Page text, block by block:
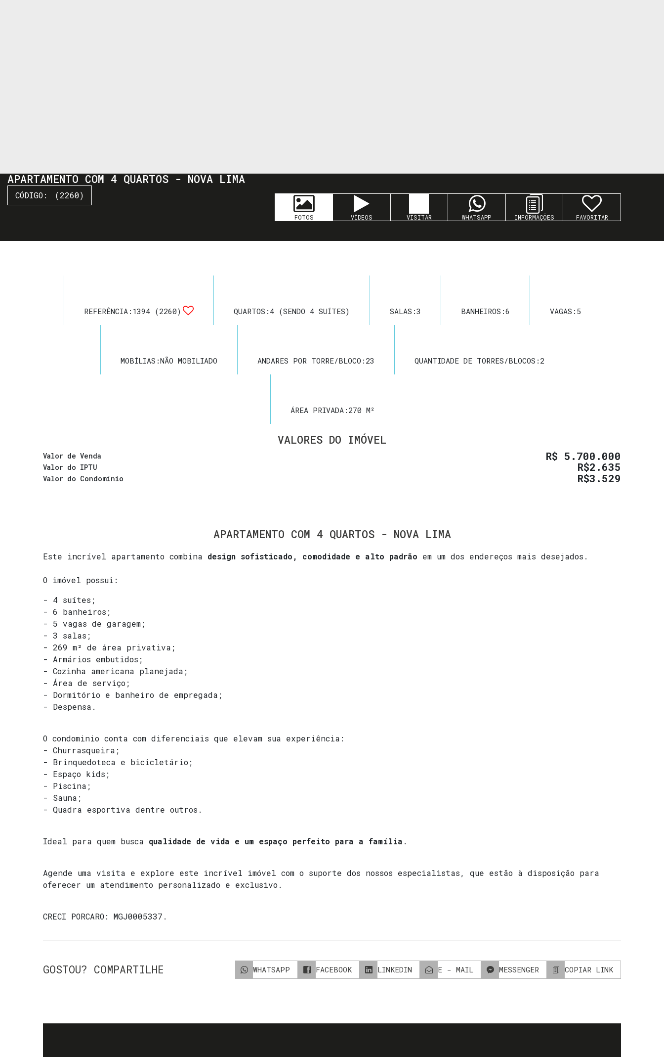
FOTOS VÍDEOS WHATSAPP FAVORITAR
APARTAMENTO COM 4 QUARTOS - NOVA LIMA
(2260)
REFERÊNCIA: 1394 (2260) QUARTOS: 4 (SENDO 4 SUÍTES) SALAS:3 BANHEIROS:6 VAGAS: 5
MOBÍLIAS:NÃO MOBILIADO ANDARES POR TORRE/BLOCO: 23 QUANTIDADE DE TORRES/BLOCOS: 2
ÁREA PRIVADA: 270 M²
VALORES DO IMÓVEL
R$ 5.700.000
Valor de Venda
Valor do IPTU
R$2.635
Valor do Condominio R$3.529
APARTAMENTO COM 4 QUARTOS - NOVA LIMA
Este incrível apartamento combina design sofisticado, comodidade e alto padrão em um dos endereços mais desejados.
O imóvel possui:
- 4 suítes;
- 6 banheiros;
- 5 vagas de garagem;
- 3 salas;
- 269 m² de área privativa;
- Armários embutidos;
- Cozinha americana planejada;
- Área de serviço;
- Dormitório e banheiro de empregada;
- Despensa.
O condominio conta com diferenciais que elevam sua experiência:
- Churrasqueira;
- Brinquedoteca e bicicletário;
- Espaço kids;
- Piscina;
- Sauna;
- Quadra esportiva dentre outros.
Ideal para quem busca qualidade de vida e um espaço perfeito para a família .
Agende uma visita e explore este incrível imóvel com o suporte dos nossos especialistas, que estão à disposição para
oferecer um atendimento personalizado e exclusivo.
CRECI PORCARO: MGJ0005337 .
GOSTOU? COMPARTILHE WHATSAPP FACEBOOK LINKEDIN E - MAIL MESSENGER COPIAR LINK